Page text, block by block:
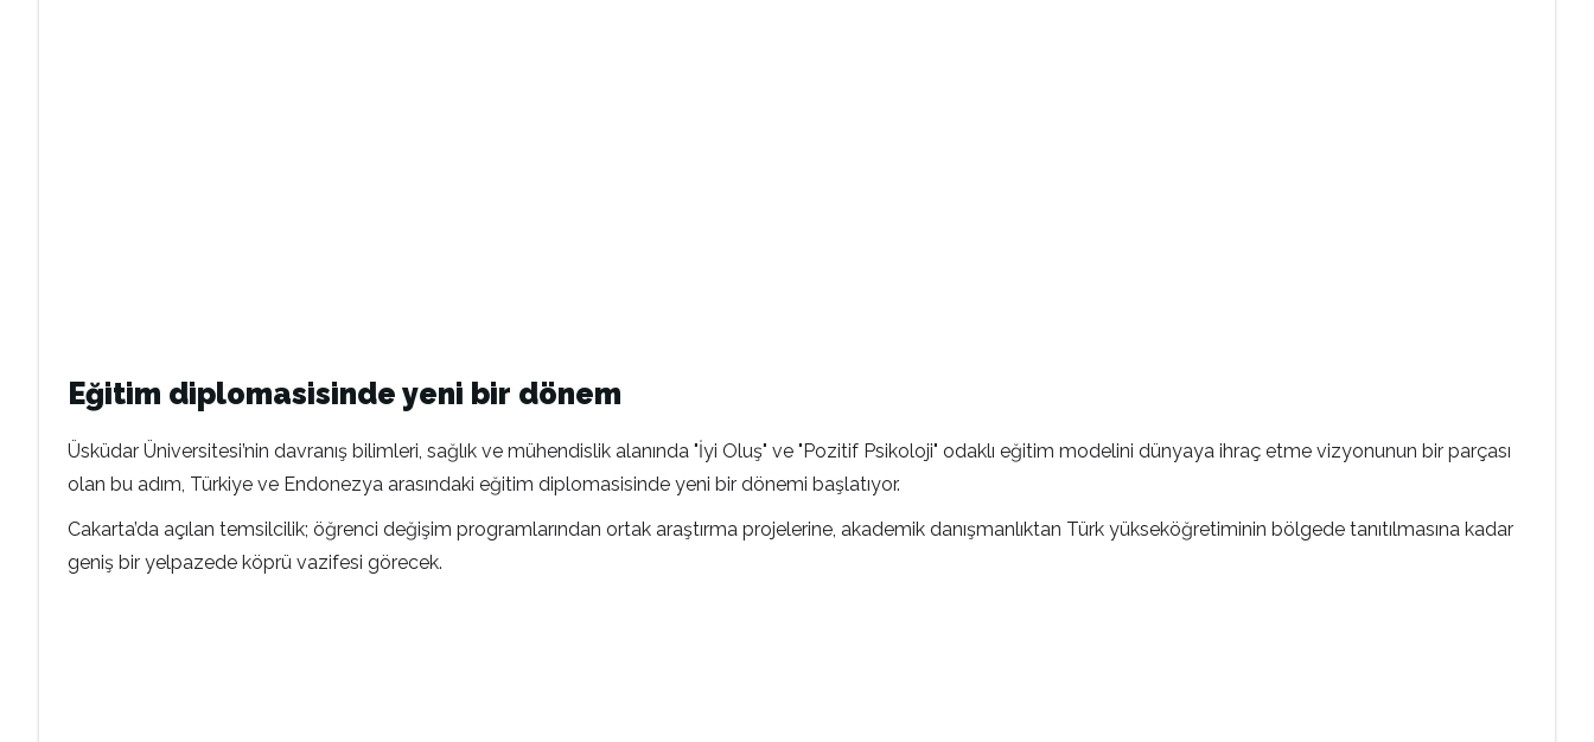
Eğitim diplomasisinde yeni bir dönem
Üsküdar Üniversitesi’nin davranış bilimleri, sağlık ve mühendislik alanında "İyi Oluş" ve "Pozitif Psikoloji" odaklı eğitim modelini dünyaya ihraç etme vizyonunun bir parçası
olan bu adım, Türkiye ve Endonezya arasındaki eğitim diplomasisinde yeni bir dönemi başlatıyor.
Cakarta’da açılan temsilcilik; öğrenci değişim programlarından ortak araştırma projelerine, akademik danışmanlıktan Türk yükseköğretiminin bölgede tanıtılmasına kadar
geniş bir yelpazede köprü vazifesi görecek.